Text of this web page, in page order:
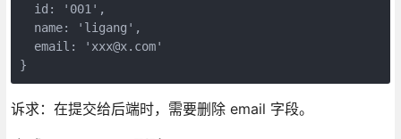
  id: '001',
  name: 'ligang',
  email: 'xxx@x.com'
}
诉求：在提交给后端时，需要删除 email 字段。